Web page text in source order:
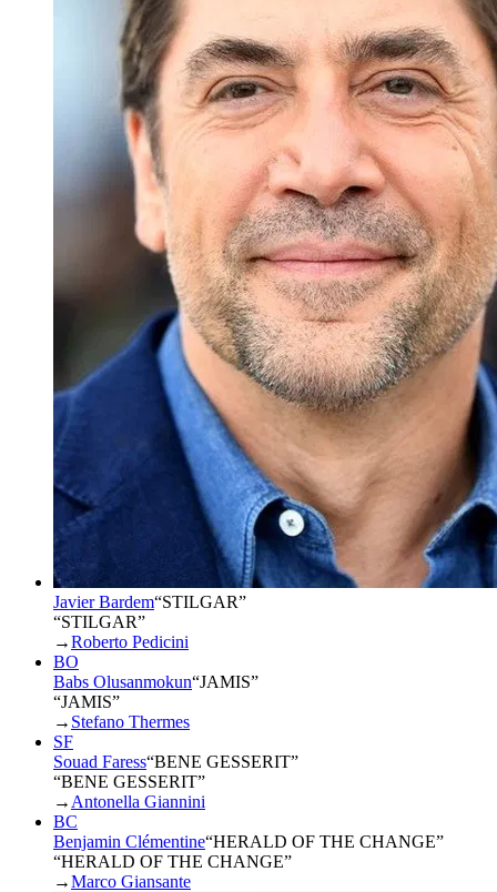
Javier Bardem“STILGAR”
“STILGAR”
→Roberto Pedicini
BO
Babs Olusanmokun“JAMIS”
“JAMIS”
→ Stefano Thermes
SF
Souad Faress“BENE GESSERIT”
“BENE GESSERIT”
→ Antonella Giannini
BC
Benjamin Clémentine“HERALD OF THE CHANGE”
“HERALD OF THE CHANGE”
→Marco Giansante